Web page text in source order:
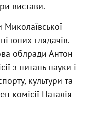
вистави.
Миколаївської
юних глядачів.
облради Антон
з питань науки і
культури та
комісії Наталія